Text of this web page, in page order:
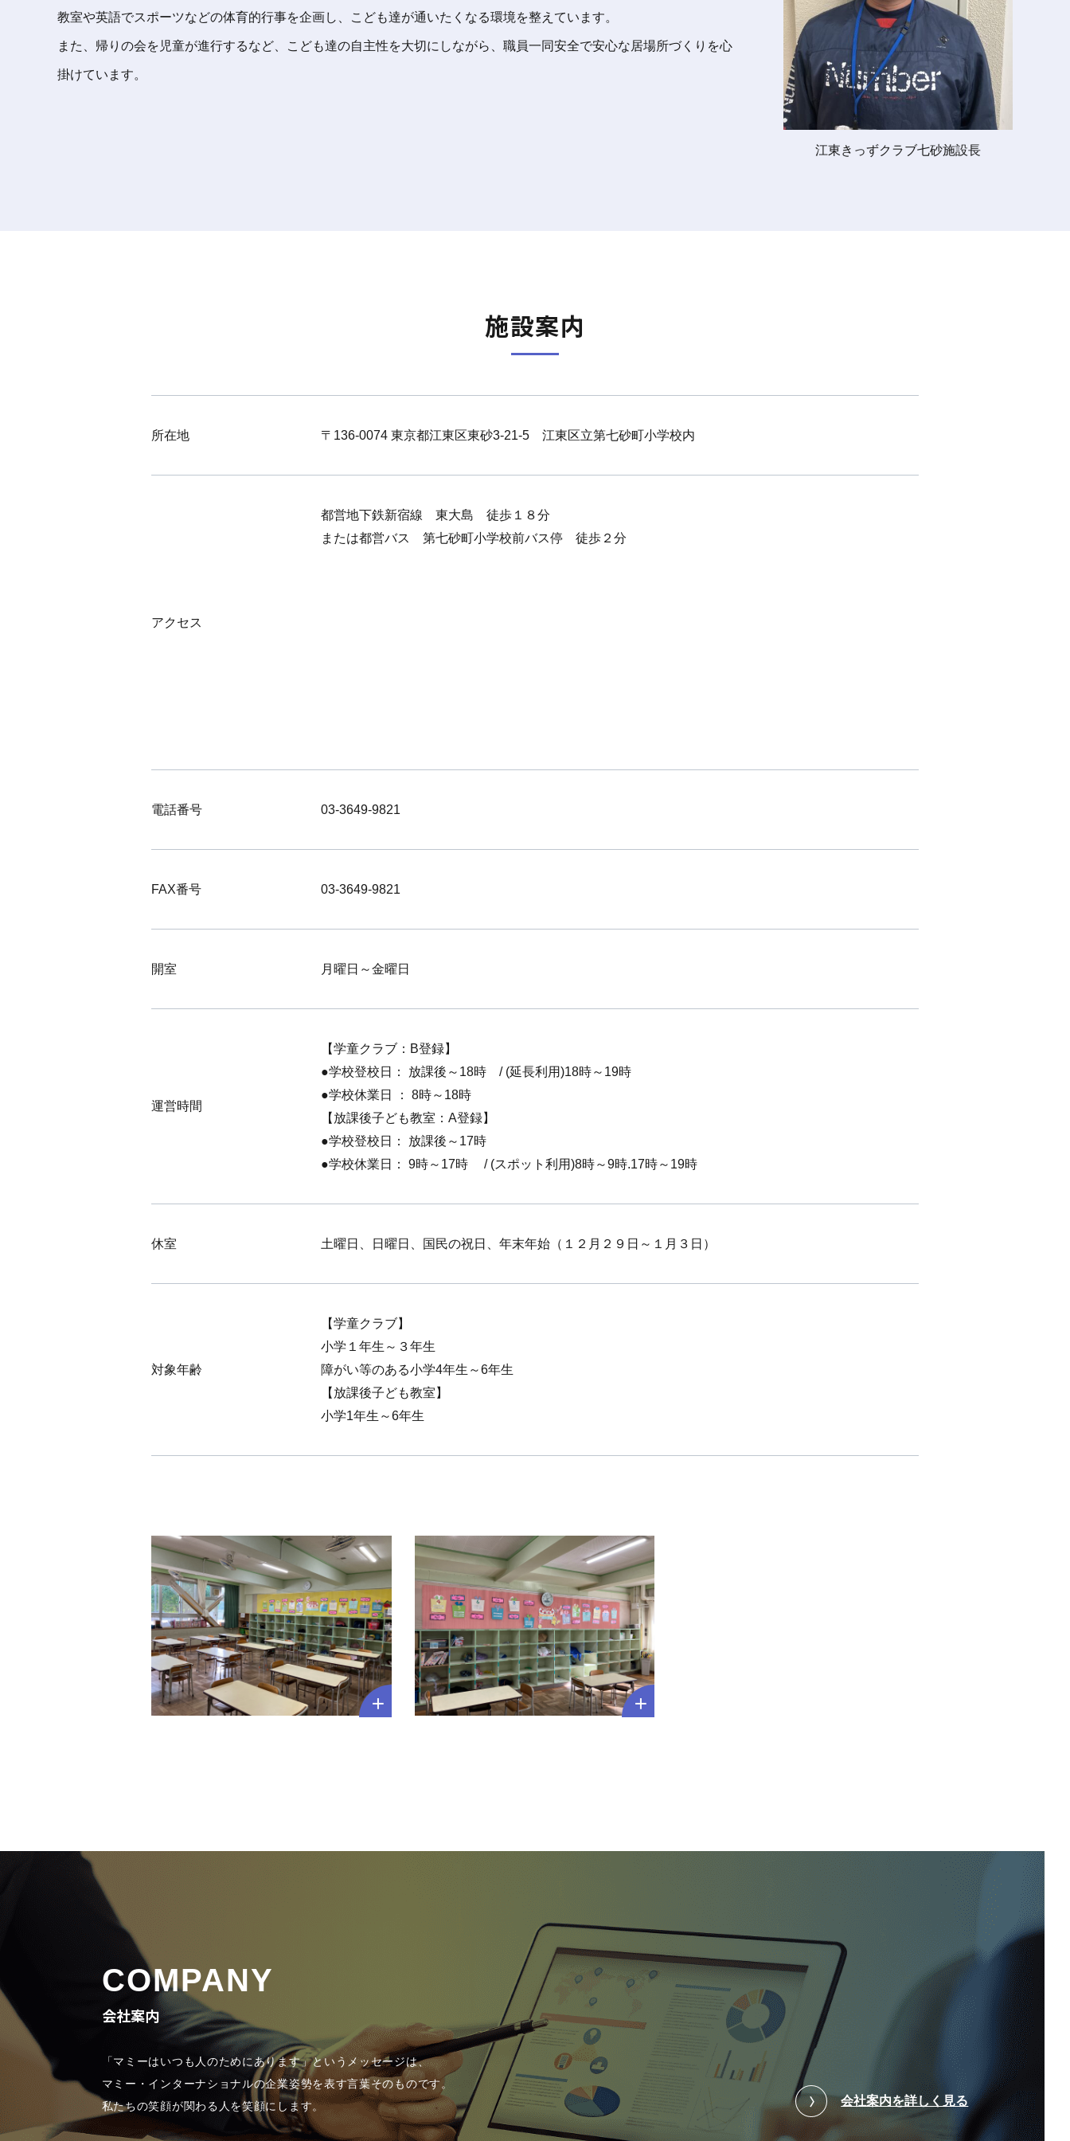
教室や英語でスポーツなどの体育的行事を企画し、こども達が通いたくなる環境を整えています。
また、帰りの会を児童が進行するなど、こども達の自主性を大切にしながら、職員一同安全で安心な居場所づくりを心
掛けています。
江東きっずクラブ七砂施設長
施設案内
所在地 〒136-0074 東京都江東区東砂3-21-5 江東区立第七砂町小学校内
アクセス
都営地下鉄新宿線 東大島 徒歩１８分
または都営バス 第七砂町小学校前バス停 徒歩２分
電話番号 03-3649-9821
FAX番号 03-3649-9821
開室 月曜日～金曜日
運営時間
【学童クラブ：B登録】
●学校登校日： 放課後～18時 / (延長利用)18時～19時
●学校休業日 ： 8時～18時
【放課後子ども教室：A登録】
●学校登校日： 放課後～17時
●学校休業日： 9時～17時 / (スポット利用)8時～9時.17時～19時
休室 土曜日、日曜日、国民の祝日、年末年始（１２月２９日～１月３日）
対象年齢
【学童クラブ】
小学１年生～３年生
障がい等のある小学4年生～6年生
【放課後子ども教室】
小学1年生～6年生
COMPANY
会社案内
「マミーはいつも人のためにあります」というメッセージは、
マミー・インターナショナルの企業姿勢を表す言葉そのものです。
私たちの笑顔が関わる人を笑顔にします。
会社案内を詳しく見る